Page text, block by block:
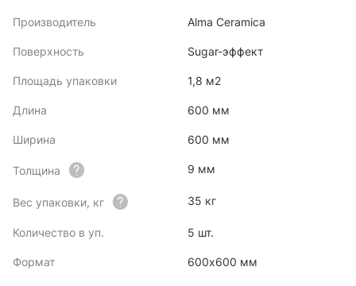
Производитель Alma Ceramica
Поверхность Sugar-эффект
Площадь упаковки 1,8 м2
Длина 600 мм
Ширина 600 мм
Толщина 9 мм
Вес упаковки, кг 35 кг
Количество в уп. 5 шт.
Формат 600x600 мм